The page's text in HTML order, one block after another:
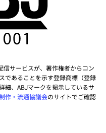
信サービスが、著作権者からコン
であることを示す登録商標（登録
細、ABJマークを掲示しているサ
作・流通協議会のサイトでご確認